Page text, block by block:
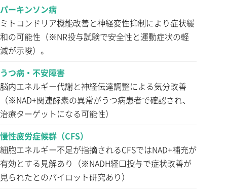
パーキンソン病
ミトコンドリア機能改善と神経変性抑制により症状緩
和の可能性（※NR投与試験で安全性と運動症状の軽
減が示唆）。
うつ病・不安障害
脳内エネルギー代謝と神経伝達調整による気分改善
（※NAD+関連酵素の異常がうつ病患者で確認され、
治療ターゲットになる可能性）
慢性疲労症候群（CFS）
細胞エネルギー不足が指摘されるCFSではNAD+補充が
有効とする見解あり（※NADH経口投与で症状改善が
見られたとのパイロット研究あり）